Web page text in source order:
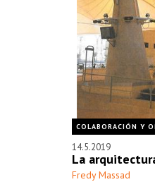
COLABORACIÓN Y
14.5.2019
La
Fredy Massad